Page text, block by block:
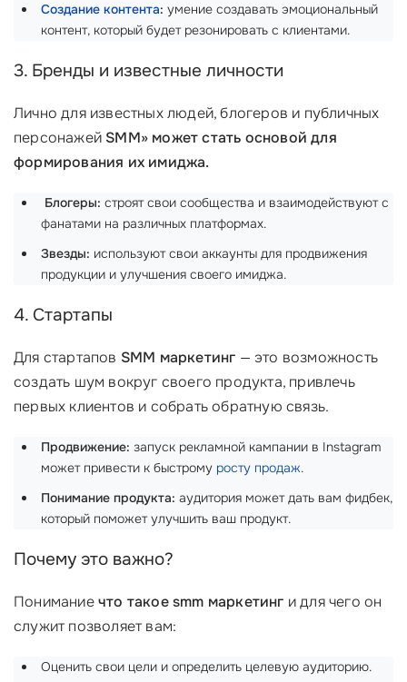
Создание контента: умение создавать эмоциональный
контент, который будет резонировать с клиентами.
3. Бренды и известные личности
Лично для известных людей, блогеров и публичных
персонажей SMM» может стать основой для
формирования их имиджа.
Блогеры: строят свои сообщества и взаимодействуют с
фанатами на различных платформах.
Звезды: используют свои аккаунты для продвижения
продукции и улучшения своего имиджа.
4. Стартапы
Для стартапов SMM маркетинг — это возможность
создать шум вокруг своего продукта, привлечь
первых клиентов и собрать обратную связь.
Продвижение: запуск рекламной кампании в Instagram
может привести к быстрому росту продаж.
Понимание продукта: аудитория может дать вам фидбек,
который поможет улучшить ваш продукт.
Почему это важно?
Пониманиечто такое smm маркетинг и для чего он
служит позволяет вам:
Оценить свои цели и определить целевую аудиторию.